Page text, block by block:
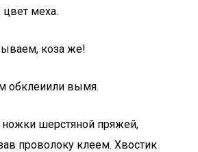
цвет меха.
коза же!
обклеиили вымя.
шерстяной пряжей,
проволоку клеем. Хвостик